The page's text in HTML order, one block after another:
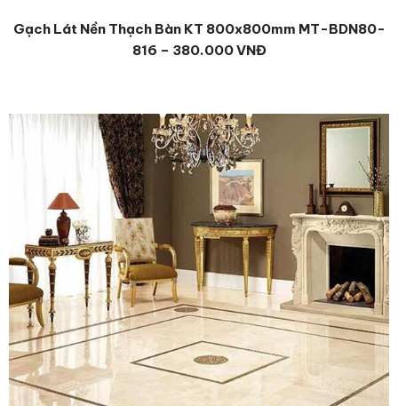
Gạch Lát Nền Thạch Bàn KT 800x800mm MT-BDN80-
816 – 380.000 VNĐ